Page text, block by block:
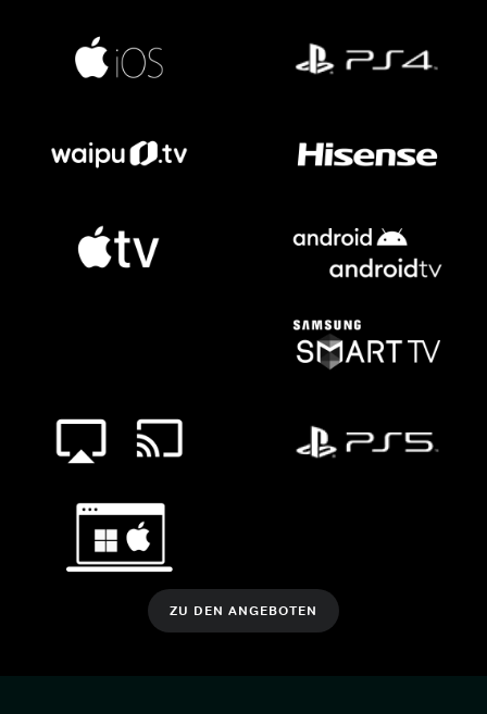
ZU DEN ANGEBOTEN